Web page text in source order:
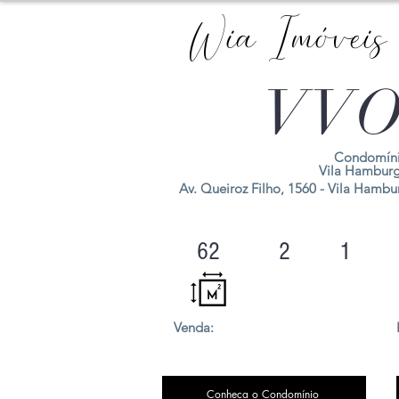
Wia Imóveis
Vila
62 2 1
Venda:
Av. Queiroz Filho, 1560 - Vila
Conheça o Condomínio